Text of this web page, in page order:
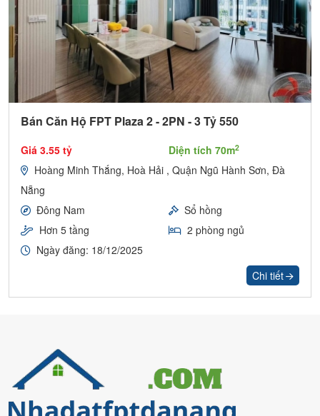
Bán Căn Hộ FPT Plaza 2 - 2PN - 3 Tỷ 550
Giá 3.55 tỷ Diện tích 70m2
Hoàng Minh Thắng, Hoà Hải , Quận Ngũ Hành Sơn, Đà
Nẵng
Đông Nam
Sổ hồng
Hơn 5 tầng
2 phòng ngủ
Ngày đăng: 18/12/2025
Chi tiết